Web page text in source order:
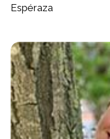
Espéraza